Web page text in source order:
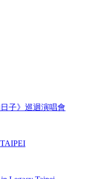
子》巡迴演唱會